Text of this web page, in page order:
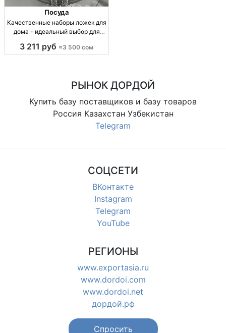
Посуда
Качественные наборы ложек для
дома - идеальный выбор для
персон. Цены от 3500 сом.
3 211 руб ≈3 500 сом
РЫНОК ДОРДОЙ
Купить базу поставщиков и базу товаров
Россия Казахстан Узбекистан
Telegram
СОЦСЕТИ
ВКонтакте
Instagram
Telegram
YouTube
РЕГИОНЫ
www.exportasia.ru
www.dordoi.com
www.dordoi.net
дордой.рф
Спросить